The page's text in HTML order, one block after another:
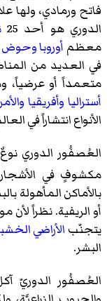
فاتح ورمادي، ولها
الدوري هو أحد 25
معظم أوروباوحوض
في العديد من
متعمداً أو عرضياً،
أستراليا وأفريقيا
الأنواع انتشاراً في
العُصفُور الدوري
مكشوفٍ في
بالأماكن المأهولة
أو الريفية. نظراً
يتجنّب الأراضي
البشر.
العُصفُور الدوريّ